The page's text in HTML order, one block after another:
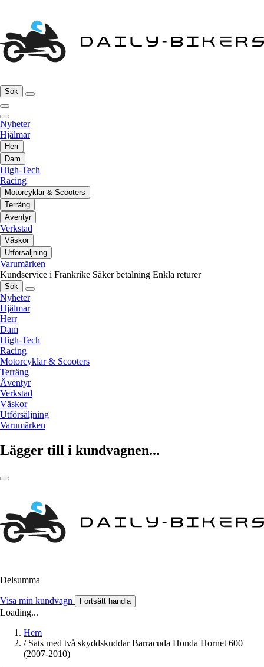
Sök
Nyheter
Hjälmar
Herr
Dam
High-Tech
Racing
Motorcyklar & Scooters
Terräng
Äventyr
Verkstad
Väskor
Utförsäljning
Varumärken
Kundservice i Frankrike Säker betalning Enkla returer
Sök
Nyheter
Hjälmar
Herr
Dam
High-Tech
Racing
Motorcyklar & Scooters
Terräng
Äventyr
Verkstad
Väskor
Utförsäljning
Varumärken
Lägger till i kundvagnen...
Delsumma
Visa min kundvagn Fortsätt handla
Loading...
Hem
/ Sats med två skyddskuddar Barracuda Honda Hornet 600
(2007-2010)